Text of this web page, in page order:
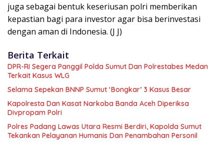
juga sebagai bentuk keseriusan polri memberikan
kepastian bagi para investor agar bisa berinvestasi
dengan aman di Indonesia. (J J)
Berita Terkait
DPR-RI Segera Panggil Polda Sumut Dan Polrestabes Medan
Terkait Kasus WLG
Selama Sepekan BNNP Sumut ‘Bongkar’ 3 Kasus Besar
Kapolresta Dan Kasat Narkoba Banda Aceh Diperiksa
Divpropam Polri
Polres Padang Lawas Utara Resmi Berdiri, Kapolda Sumut
Tekankan Pelayanan Humanis Dan Penambahan Personil